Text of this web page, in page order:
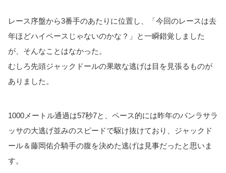
レース序盤から3番手のあたりに位置し、「今回のレースは去
年ほどハイペースじゃないのかな？」と一瞬錯覚しました
が、そんなことはなかった。
むしろ先頭ジャックドールの果敢な逃げは目を見張るものが
ありました。
1000メートル通過は57秒7と、ペース的には昨年のパンラサラ
ッサの大逃げ並みのスピードで駆け抜けており、ジャックド
ール＆藤岡佑介騎手の腹を決めた逃げは見事だったと思いま
す。